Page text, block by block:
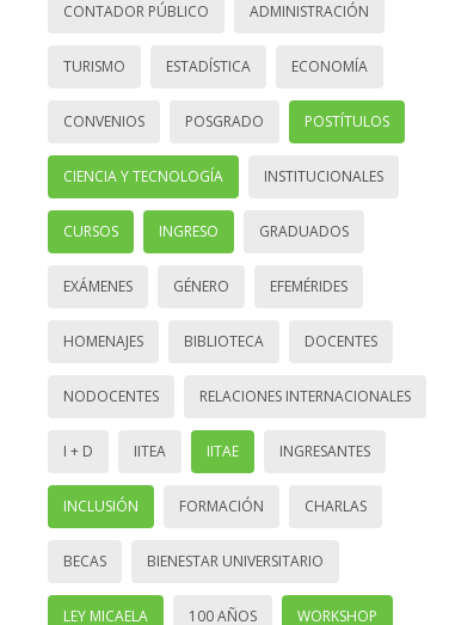
CONTADOR PÚBLICO ADMINISTRACIÓN
TURISMO ESTADÍSTICA ECONOMÍA
CONVENIOS POSGRADO POSTÍTULOS
CIENCIA Y TECNOLOGÍA INSTITUCIONALES
CURSOS INGRESO GRADUADOS
EXÁMENES GÉNERO EFEMÉRIDES
HOMENAJES BIBLIOTECA DOCENTES
NODOCENTES RELACIONES INTERNACIONALES
I + D IITEA IITAE INGRESANTES
INCLUSIÓN FORMACIÓN CHARLAS
BECAS BIENESTAR UNIVERSITARIO
LEY MICAELA 100 AÑOS WORKSHOP